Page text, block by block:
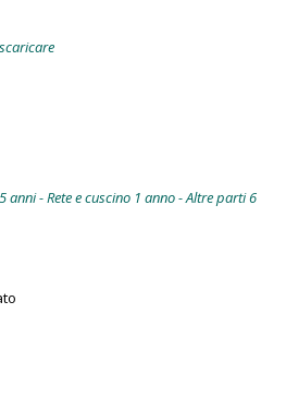
- Rete e cuscino 1 anno - Altre parti 6